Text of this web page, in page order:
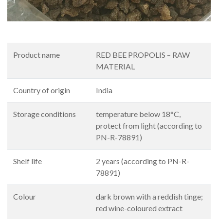
Product name
RED BEE PROPOLIS – RAW
MATERIAL
Country of origin India
Storage conditions
temperature below 18°C,
protect from light (according to
PN-R-78891)
Shelf life
2 years (according to PN-R-
78891)
Colour
dark brown with a reddish tinge;
red wine-coloured extract